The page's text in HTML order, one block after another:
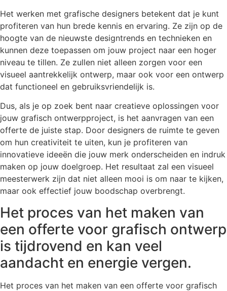
Het werken met grafische designers betekent dat je kunt
profiteren van hun brede kennis en ervaring. Ze zijn op de
hoogte van de nieuwste designtrends en technieken en
kunnen deze toepassen om jouw project naar een hoger
niveau te tillen. Ze zullen niet alleen zorgen voor een
visueel aantrekkelijk ontwerp, maar ook voor een ontwerp
dat functioneel en gebruiksvriendelijk is.
Dus, als je op zoek bent naar creatieve oplossingen voor
jouw grafisch ontwerpproject, is het aanvragen van een
offerte de juiste stap. Door designers de ruimte te geven
om hun creativiteit te uiten, kun je profiteren van
innovatieve ideeën die jouw merk onderscheiden en indruk
maken op jouw doelgroep. Het resultaat zal een visueel
meesterwerk zijn dat niet alleen mooi is om naar te kijken,
maar ook effectief jouw boodschap overbrengt.
Het proces van het maken van
een offerte voor grafisch ontwerp
is tijdrovend en kan veel
aandacht en energie vergen.
Het proces van het maken van een offerte voor grafisch